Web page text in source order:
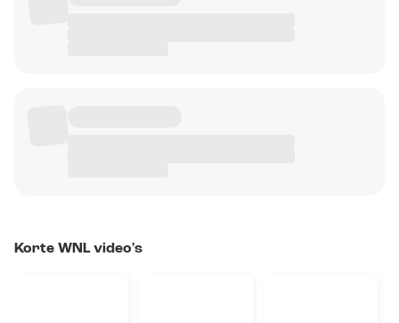
Korte WNL video's